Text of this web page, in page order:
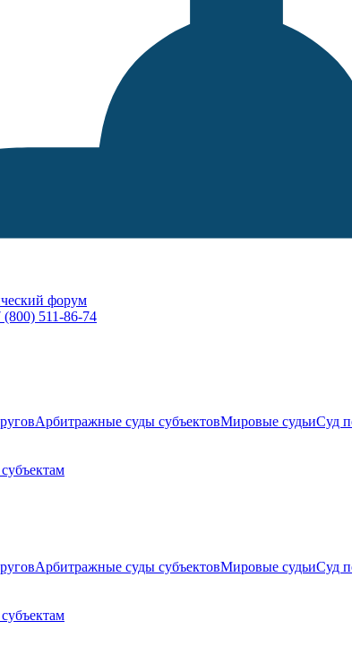
форум
(800) 511-86-74
Арбитражные суды субъектовМировые судьиСуд
Арбитражные суды субъектовМировые судьиСуд